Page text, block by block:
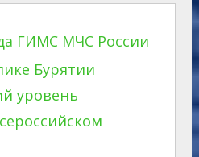
ГИМС МЧС России
Бурятии
уровень